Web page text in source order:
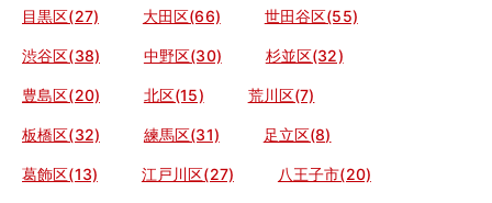
目黒区(27) 大田区(66) 世田谷区(55)
渋谷区(38) 中野区(30) 杉並区(32)
豊島区(20) 北区(15) 荒川区(7)
板橋区(32) 練馬区(31) 足立区(8)
葛飾区(13) 江戸川区(27) 八王子市(20)